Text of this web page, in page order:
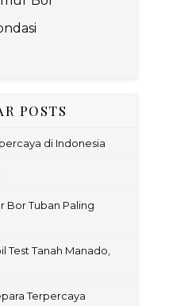
POSTS
di Indonesia
Bor Tuban Paling
Test Tanah Manado,
Terpercaya